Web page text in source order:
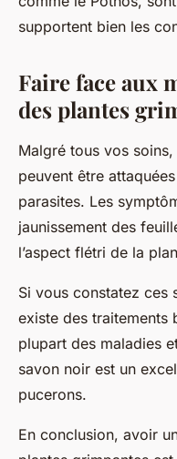
supportent bien les
Faire face aux
des plantes
Malgré tous vos
peuvent être
parasites. Les
jaunissement des
l’aspect flétri de la
Si vous constatez ces
existe des traitements
plupart des maladies
savon noir est un
pucerons.
En conclusion, avoir